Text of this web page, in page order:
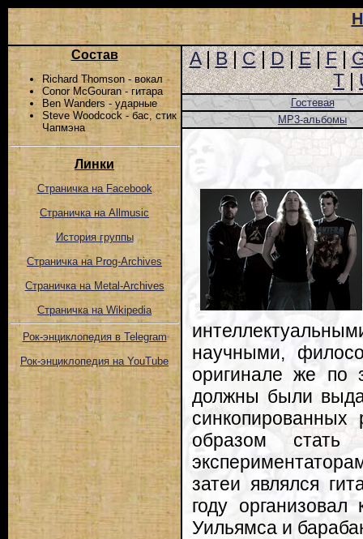
Состав
Richard Thomson - вокал
Conor McGouran - гитара
Ben Wanders - ударные
Steve Woodcock - бас, стик
Чапмэна
Линки
Страничка на Facebook
Страничка на Allmusic
История группы
Страничка на Prog-Archives
Страничка на Metal-Archives
Страничка на Wikipedia
Рок-энциклопедия в Telegram
Рок-энциклопедия на YouTube
A|B|C|D|E|F|
T|
Гостевая
MP3-альбомы
научными,
оригинале же по
должны были
образом
затеи являлся
году
Уильямса и